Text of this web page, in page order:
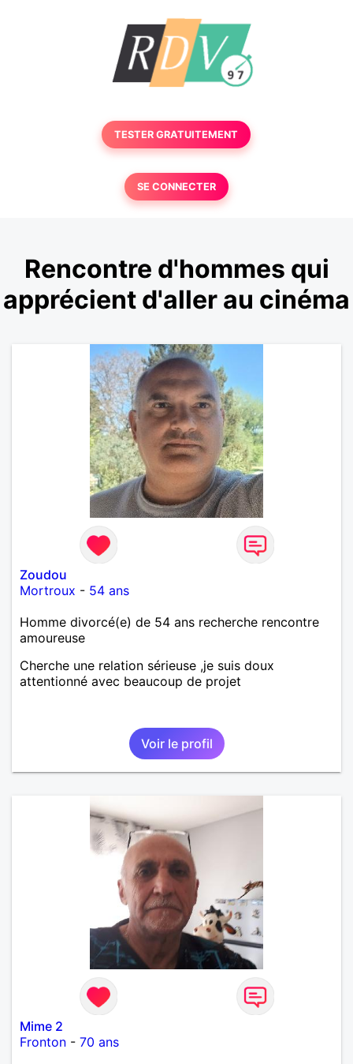
TESTER GRATUITEMENT
SE CONNECTER
Rencontre d'hommes qui
apprécient d'aller au cinéma
Zoudou
Mortroux - 54 ans
Homme divorcé(e) de 54 ans recherche rencontre
amoureuse
Cherche une relation sérieuse ,je suis doux
attentionné avec beaucoup de projet
Voir le profil
Mime 2
Fronton - 70 ans